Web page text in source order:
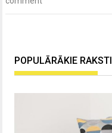
POPULĀRĀKIE RAKSTI